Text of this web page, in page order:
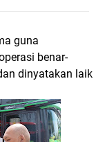
guna
benar-
dinyatakan laik